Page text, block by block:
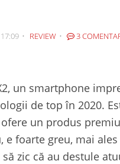
REVIEW 3
un smartphone
de top în 2020.
un produs
e foarte greu, mai
zic că au destule